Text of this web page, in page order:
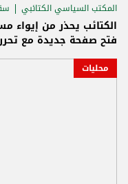
المكتب السياسي الكتائبي
الكتائب يحذر من إيواء
فتح صفحة جديدة مع تحرر
محليات